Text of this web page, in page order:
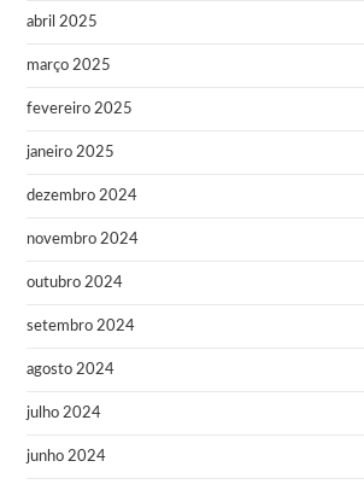
abril 2025
março 2025
fevereiro 2025
janeiro 2025
dezembro 2024
novembro 2024
outubro 2024
setembro 2024
agosto 2024
julho 2024
junho 2024